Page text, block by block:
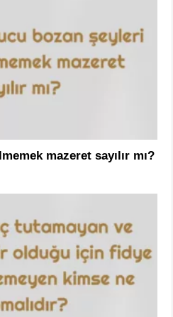
mazeret sayılır mı?